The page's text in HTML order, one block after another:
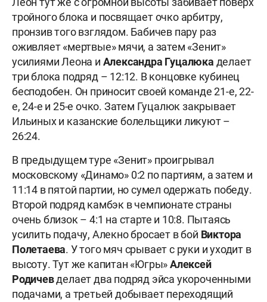
тройного блока и посвящает очко арбитру,
пронзив того взглядом. Бабичев пару раз
оживляет «мертвые» мячи, а затем «Зенит»
усилиями Леона и Александра Гуцалюка делает
три блока подряд – 12:12. В концовке кубинец
бесподобен. Он приносит своей команде 21-е, 22-
е, 24-е и 25-е очко. Затем Гуцалюк закрывает
Ильиных и казанские болельщики ликуют –
26:24.
В предыдущем туре «Зенит» проигрывал
московскому «Динамо» 0:2 по партиям, а затем и
11:14 в пятой партии, но сумел одержать победу.
Второй подряд камбэк в чемпионате страны
очень близок – 4:1 на старте и 10:8. Пытаясь
усилить подачу, Алекно бросает в бой Виктора
Полетаева. У того мяч срывает с руки и уходит в
высоту. Тут же капитан «Югры»Алексей
Родичевделает два подряд эйса укороченными
подачами, а третьей добывает переходящий